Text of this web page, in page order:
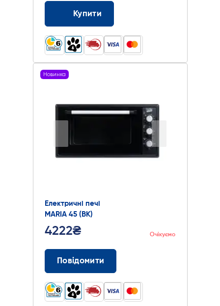
Купити
Новинка
Електричні печі
MARIA 45 (BK)
4222₴ Очікуємо
Повідомити